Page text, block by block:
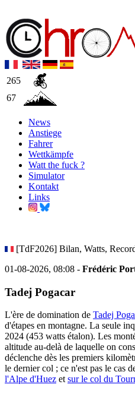
265
67
News
Anstiege
Fahrer
Wettkämpfe
Watt the fuck ?
Simulator
Kontakt
Links
[TdF2026] Bilan, Watts,
01-08-2026, 08:08 - Frédéric
Tadej Pogacar
L'ère de domination de Tadej
d'étapes en montagne. La seule
2024 (453 watts étalon). Les
altitude au-delà de laquelle on
déclenche dès les premiers
le dernier col ; ce n'est pas le cas
l'Alpe d'Huez etsur le col du